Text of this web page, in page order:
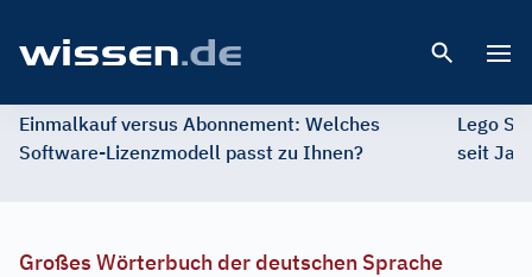
Einmalkauf versus Abonnement: Welches
Software-Lizenzmodell passt zu Ihnen?
Lego
seit
Großes Wörterbuch der deutschen Sprache